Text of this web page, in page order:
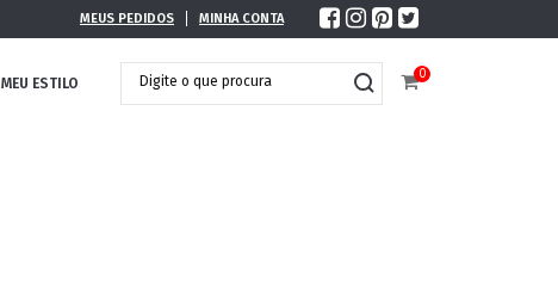
MEUS PEDIDOS MINHA CONTA
MEU ESTILO
0